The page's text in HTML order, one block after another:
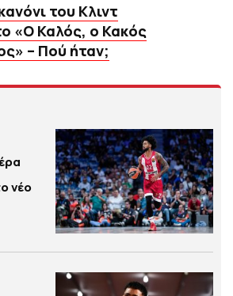
του Κλιντ
«Ο Καλός, ο Κακός
– Πού ήταν;
νέο